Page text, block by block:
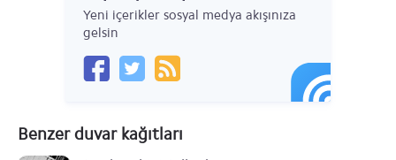
Yeni içerikler sosyal medya akışınıza
gelsin
Benzer duvar kağıtları